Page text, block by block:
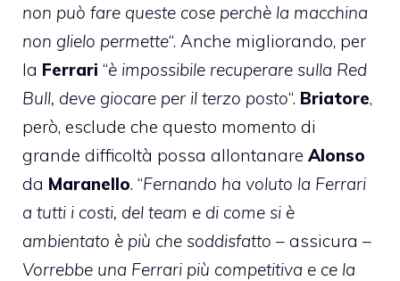
non può fare queste cose perchè la macchina
non glielo permette“. Anche migliorando, per
la Ferrari “è impossibile recuperare sulla Red
Bull, deve giocare per il terzo posto“. Briatore,
però, esclude che questo momento di
grande difficoltà possa allontanare Alonso
da Maranello. “Fernando ha voluto la Ferrari
a tutti i costi, del team e di come si è
ambientato è più che soddisfatto – assicura –
Vorrebbe una Ferrari più competitiva e ce la